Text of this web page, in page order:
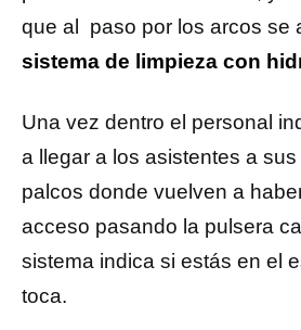
que al paso por los arcos se
sistema de limpieza con
Una vez dentro el personal
a llegar a los asistentes a
palcos donde vuelven a
acceso pasando la pulsera
sistema indica si estás en el
toca.